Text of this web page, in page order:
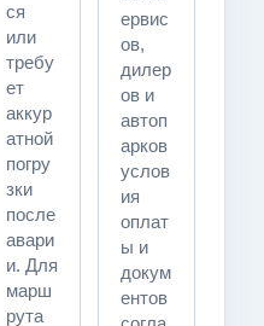
ся
или
требу
ет
аккур
атной
погру
зки
после
авари
и. Для
марш
рута
ервис
ов,
дилер
ов и
автоп
арков
услов
ия
оплат
ы и
докум
ентов